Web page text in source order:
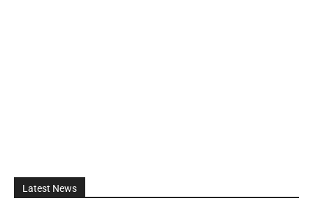
Latest News